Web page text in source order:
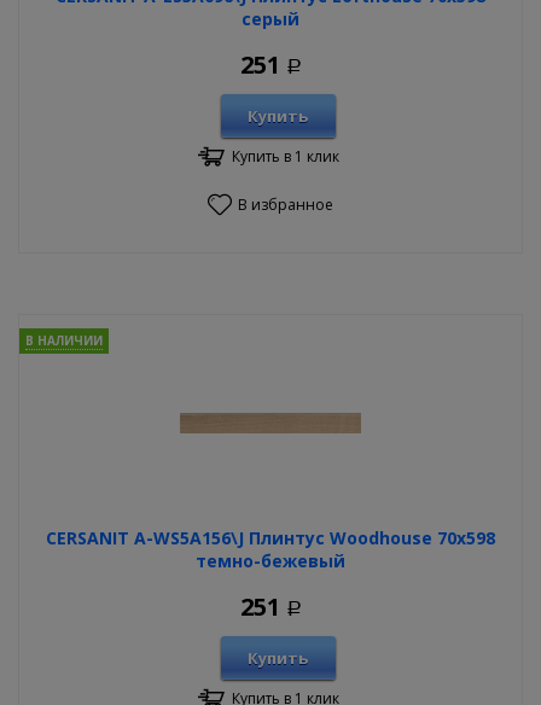
серый
251 Р
Купить
Купить в 1 клик
В избранное
CERSANIT A-WS5A156\J Плинтус Woodhouse 70х598
темно-бежевый
В НАЛИЧИИ
251 Р
Купить
Купить в 1 клик